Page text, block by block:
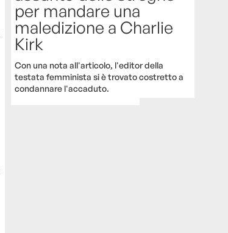
per mandare una
maledizione a Charlie
Kirk
Con una nota all'articolo, l'editor della
testata femminista si è trovato costretto a
condannare l'accaduto.